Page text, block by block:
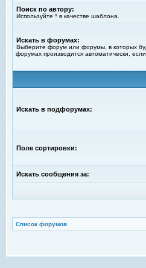
Поиск по автору:
Используйте * в качестве шаблона.
Искать в форумах:
Выберите форум или форумы, в которых
форумах производится автоматически,
Искать в подфорумах:
Поле сортировки:
Искать сообщения за:
Список форумов